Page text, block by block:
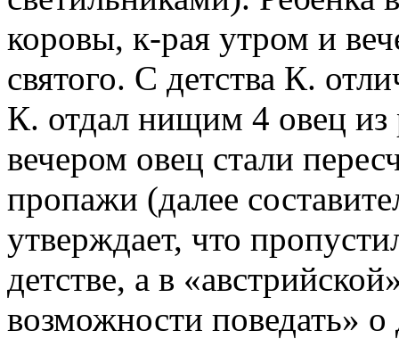
коровы, к-рая утром и
святого. С детства К.
К. отдал нищим 4 овец из
вечером овец стали
пропажи (далее
утверждает, что
детстве, а в
возможности поведать» о